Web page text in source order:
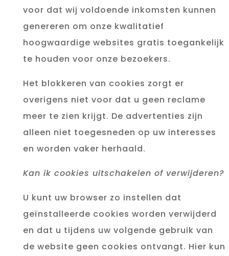
voor dat wij voldoende inkomsten kunnen
genereren om onze kwalitatief
hoogwaardige websites gratis toegankelijk
te houden voor onze bezoekers.
Het blokkeren van cookies zorgt er
overigens niet voor dat u geen reclame
meer te zien krijgt. De advertenties zijn
alleen niet toegesneden op uw interesses
en worden vaker herhaald.
Kan ik cookies uitschakelen of verwijderen?
U kunt uw browser zo instellen dat
geïnstalleerde cookies worden verwijderd
en dat u tijdens uw volgende gebruik van
de website geen cookies ontvangt. Hier kun